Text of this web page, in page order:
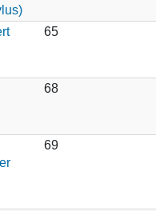
65
68
69